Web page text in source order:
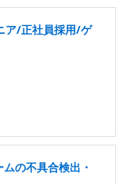
ア/正社員採用/ゲ
の不具合検出・